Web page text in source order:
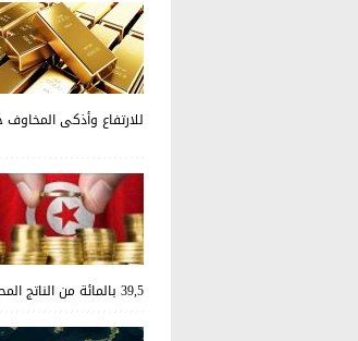
‌للارتفاع وأذكى
39,5 بالمائة من الناتج المحلي الإجمالي مقابل 47,5 بالمائة في موفى سنة 2024.